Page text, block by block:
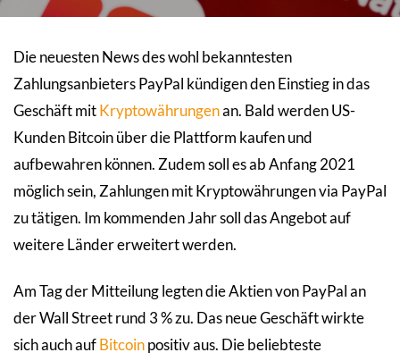
Die neuesten News des wohl bekanntesten
Zahlungsanbieters PayPal kündigen den Einstieg in das
Geschäft mitKryptowährungenan. Bald werden US-
Kunden Bitcoin über die Plattform kaufen und
aufbewahren können. Zudem soll es ab Anfang 2021
möglich sein, Zahlungen mit Kryptowährungen via PayPal
zu tätigen. Im kommenden Jahr soll das Angebot auf
weitere Länder erweitert werden.
Am Tag der Mitteilung legten die Aktien von PayPal an
der Wall Street rund 3 % zu. Das neue Geschäft wirkte
sich auch aufBitcoinpositiv aus. Die beliebteste